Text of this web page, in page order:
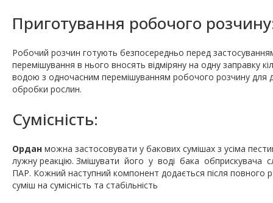
Приготування робочого
Робочий розчин готують безпосередньо перед
перемішування в нього вносять відміряну на одну заправку
водою з одночасним перемішуванням робочого розчину для
обробки рослин.
Сумісність:
Ордан можна застосовувати у бакових сумішах з усіма
лужну реакцію. Змішувати його у воді бака
ПАР. Кожний наступний компонент додається після повного
суміш на сумісність та стабільність